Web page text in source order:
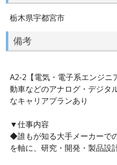
栃木県宇都宮市
備考
A2-2【電気・電子系エンジニ
動車などのアナログ・デジタ
なキャリアプランあり
▼仕事内容
◆誰もが知る大手メーカーで
を軸に、研究・開発・製品設